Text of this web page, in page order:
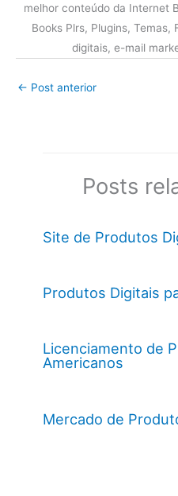
melhor conteúdo da Internet
Books Plrs, Plugins,
digitais, e-mail
← Post anterior
Posts
Site de Produtos
Produtos Digitais
Licenciamento de
Americanos
Mercado de